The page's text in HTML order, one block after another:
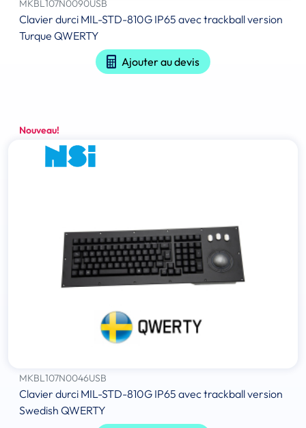
MKBL107N0090USB
Clavier durci MIL-STD-810G IP65 avec trackball version
Turque QWERTY
Ajouter au devis
Nouveau!
MKBL107N0046USB
Clavier durci MIL-STD-810G IP65 avec trackball version
Swedish QWERTY